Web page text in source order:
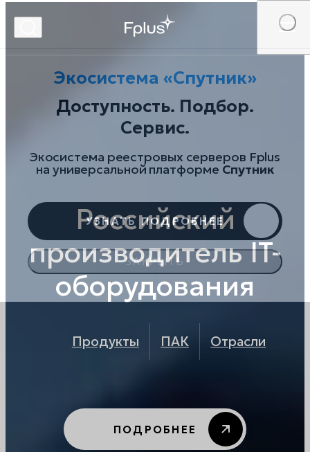
Российский
производитель IT-
оборудования
Продукты ПАК Отрасли
ПОДРОБНЕЕ
Экосистема «Спутник»
Доступность. Подбор.
Сервис.
на универсальной платформе